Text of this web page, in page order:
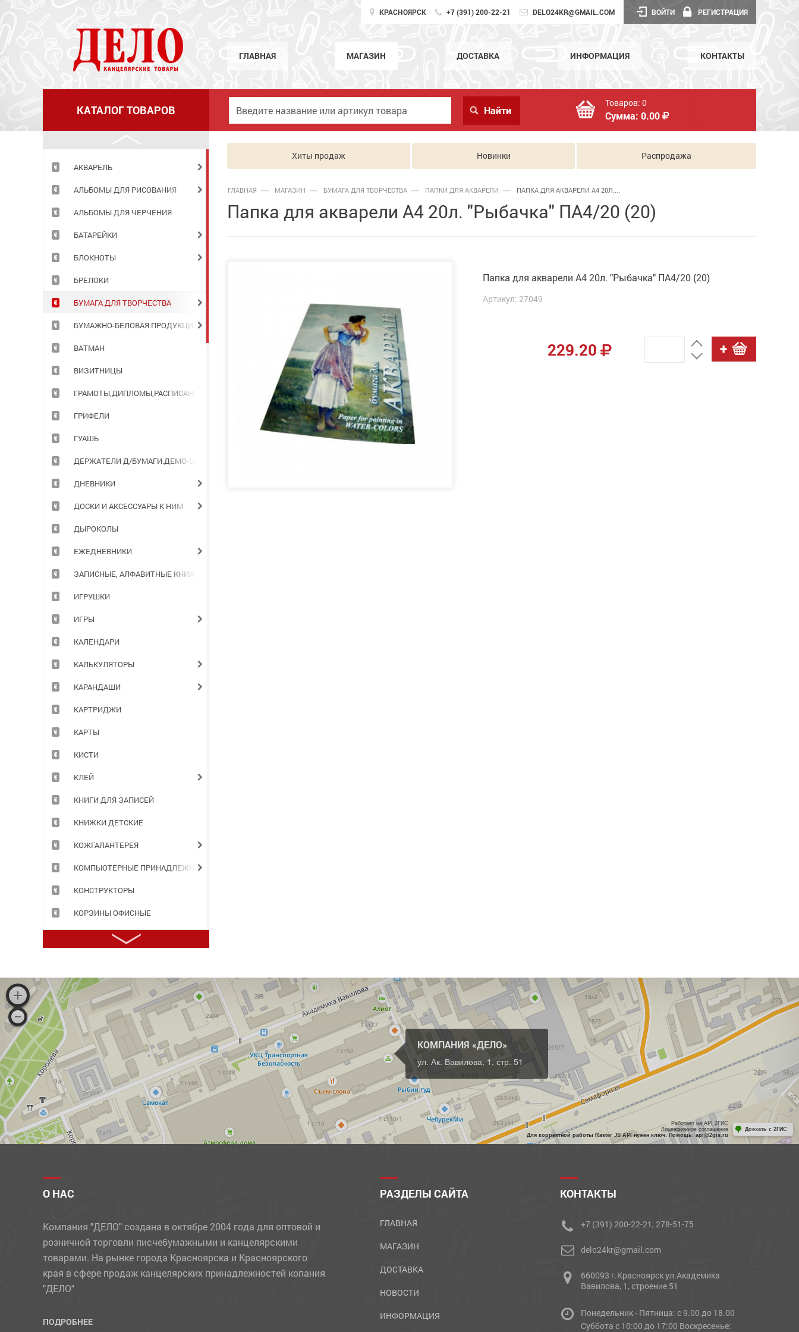
КРАСНОЯРСК +7 (391) 200-22-21 DELO24KR@GMAIL.COM ВОЙТИ РЕГИСТРАЦИЯ
ГЛАВНАЯ МАГАЗИН ДОСТАВКА ИНФОРМАЦИЯ КОНТАКТЫ
КАТАЛОГ ТОВАРОВ
Товаров: 0
Сумма: 0.00
АКВАРЕЛЬ
АЛЬБОМЫ ДЛЯ РИСОВАНИЯ
АЛЬБОМЫ ДЛЯ ЧЕРЧЕНИЯ
БАТАРЕЙКИ
БЛОКНОТЫ
БРЕЛОКИ
БУМАГА ДЛЯ ТВОРЧЕСТВА
БУМАЖНО-БЕЛОВАЯ ПРОДУКЦИЯ ДЛЯ ОФИСА
ВАТМАН
ВИЗИТНИЦЫ
ГРАМОТЫ,ДИПЛОМЫ,РАСПИСАНИЯ УРОКОВ
ГРИФЕЛИ
ГУАШЬ
ДЕРЖАТЕЛИ Д/БУМАГИ.ДЕМО-СИСТЕМЫ
ДНЕВНИКИ
ДОСКИ И АКСЕССУАРЫ К НИМ
ДЫРОКОЛЫ
ЕЖЕДНЕВНИКИ
ЗАПИСНЫЕ, АЛФАВИТНЫЕ КНИЖКИ
ИГРУШКИ
ИГРЫ
КАЛЕНДАРИ
КАЛЬКУЛЯТОРЫ
КАРАНДАШИ
КАРТРИДЖИ
КАРТЫ
КИСТИ
КЛЕЙ
КНИГИ ДЛЯ ЗАПИСЕЙ
КНИЖКИ ДЕТСКИЕ
КОЖГАЛАНТЕРЕЯ
КОМПЬЮТЕРНЫЕ ПРИНАДЛЕЖНОСТИ
КОНСТРУКТОРЫ
КОРЗИНЫ ОФИСНЫЕ
КОРОБА АРХИВНЫЕ
КРАСКИ ДЛЯ ТВОРЧЕСТВА
ЛАМИНАТОРЫ И РАСХОДНЫЕ МАТЕРИАЛЫ
ЛАСТИКИ
МАРКЕРЫ, ТЕКСТОВЫДЕЛИТЕЛИ
МЕЛКИ
МЕЛКИЕ КАНЦЕЛЯРСКИЕ ПРИНАДЛЕЖНОСТИ
НАБОРЫ ДЕТСКИЕ
НАБОРЫ ОФИСНЫЕ
НОЖНИЦЫ
ОБЛОЖКИ
ОТКРЫТКИ
ПАПКИ
Хиты продаж Новинки Распродажа
ГЛАВНАЯ МАГАЗИН БУМАГА ДЛЯ ТВОРЧЕСТВА ПАПКИ ДЛЯ АКВАРЕЛИ ПАПКА ДЛЯ АКВАРЕЛИ А4 20Л....
Папка для акварели А4 20л. "Рыбачка" ПА4/20 (20)
Папка для акварели А4 20л. "Рыбачка" ПА4/20 (20)
Артикул: 27049
229.20
КОМПАНИЯ «ДЕЛО»
ул. Ак. Вавилова, 1, стр. 51
Работает на API 2ГИС
Лицензионное соглашение
Для корректной работы Raster JS API нужен ключ. Помощь: api@2gis.ru
Доехать с 2ГИС
О НАС
Компания "ДЕЛО" создана в октябре 2004 года для оптовой и
розничной торговли писчебумажными и канцелярскими
товарами. На рынке города Красноярска и Красноярского
края в сфере продаж канцелярских принадлежностей копания
"ДЕЛО"
ПОДРОБНЕЕ
РАЗДЕЛЫ САЙТА
ГЛАВНАЯ
МАГАЗИН
ДОСТАВКА
НОВОСТИ
ИНФОРМАЦИЯ
КОНТАКТЫ
+7 (391) 200-22-21, 278-51-75
delo24kr@gmail.com
660093 г.Красноярск ул.Академика
Вавилова, 1, строение 51
Понедельник - Пятница: с 9.00 до 18.00
Cуббота с 10:00 до 17:00 Воскресенье: